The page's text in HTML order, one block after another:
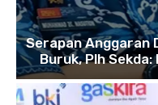
Serapan Anggaran
Buruk, Plh